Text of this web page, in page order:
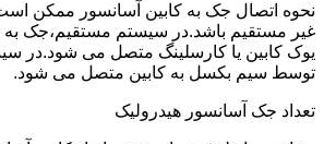
نحوه اتصال جک به کابین آسانسور ممکن
غیر مستقیم باشد.در سیستم مستقیم،جک
یوک کابین یا کارسلینگ متصل می شود.در
توسط سیم بکسل به کابین متصل می شود.
تعداد جک آسانسور هیدرولیک